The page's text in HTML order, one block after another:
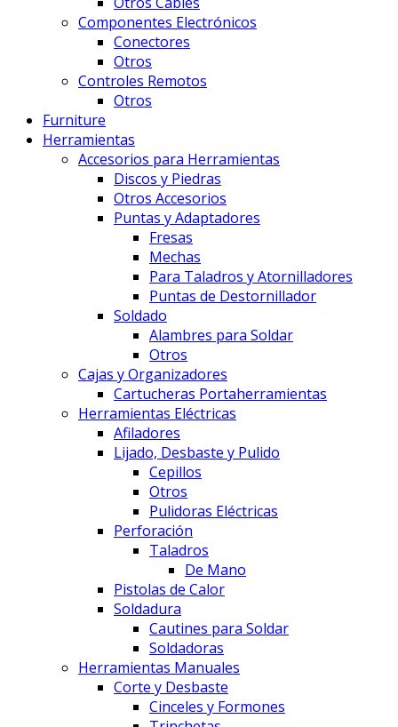
Componentes Electrónicos
Conectores
Otros
Controles Remotos
Otros
Furniture
Herramientas
Accesorios para Herramientas
Discos y Piedras
Otros Accesorios
Puntas y Adaptadores
Fresas
Mechas
Para Taladros y Atornilladores
Puntas de Destornillador
Soldado
Alambres para Soldar
Otros
Cajas y Organizadores
Cartucheras Portaherramientas
Herramientas Eléctricas
Afiladores
Lijado, Desbaste y Pulido
Cepillos
Otros
Pulidoras Eléctricas
Perforación
Taladros
De Mano
Pistolas de Calor
Soldadura
Cautines para Soldar
Soldadoras
Herramientas Manuales
Corte y Desbaste
Cinceles y Formones